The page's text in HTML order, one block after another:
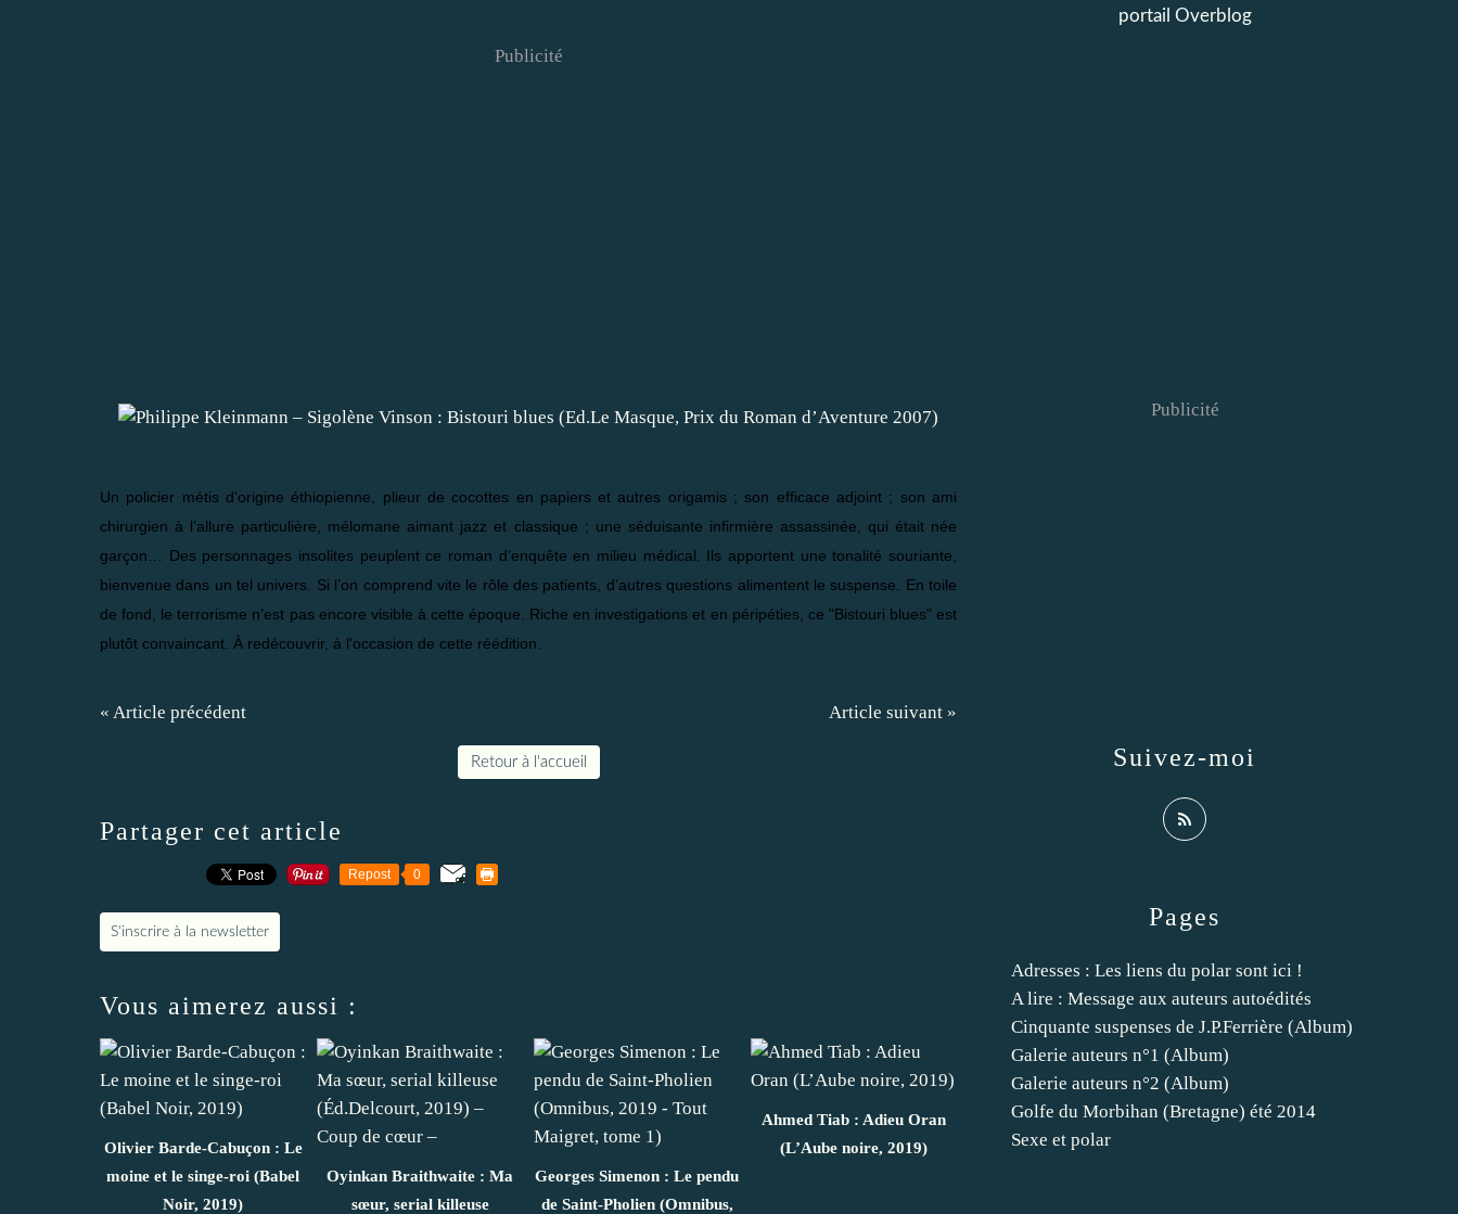
Publicité
Un policier métis d’origine éthiopienne, plieur de cocottes en papiers et autres origamis ; son efficace adjoint ; son ami
chirurgien à l’allure particulière, mélomane aimant jazz et classique ; une séduisante infirmière assassinée, qui était née
garçon… Des personnages insolites peuplent ce roman d’enquête en milieu médical. Ils apportent une tonalité souriante,
bienvenue dans un tel univers. Si l’on comprend vite le rôle des patients, d’autres questions alimentent le suspense. En toile
de fond, le terrorisme n’est pas encore visible à cette époque. Riche en investigations et en péripéties, ce "Bistouri blues" est
plutôt convaincant. À redécouvrir, à l'occasion de cette réédition.
« Article précédent Article suivant »
Retour à l'accueil
Partager cet article
Repost 0
S'inscrire à la newsletter
Vous aimerez aussi :
Olivier Barde-Cabuçon : Le
moine et le singe-roi (Babel
Noir, 2019)
Oyinkan Braithwaite : Ma
sœur, serial killeuse
Georges Simenon : Le pendu
de Saint-Pholien (Omnibus,
Ahmed Tiab : Adieu Oran
(L’Aube noire, 2019)
Pages
Adresses : Les liens du polar sont ici !
A lire : Message aux auteurs autoédités
Cinquante suspenses de J.P.Ferrière (Album)
Galerie auteurs n°1 (Album)
Galerie auteurs n°2 (Album)
Golfe du Morbihan (Bretagne) été 2014
Sexe et polar
portail Overblog
Suivez-moi
Publicité